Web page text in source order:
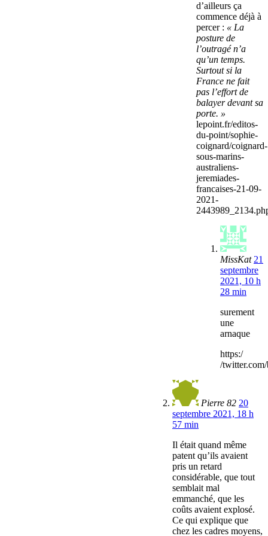
d’ailleurs ça
commence déjà à
percer : « La
posture de
l’outragé n’a
qu’un temps.
Surtout si la
France ne fait
pas l’effort de
balayer devant sa
porte. »
lepoint.fr/editos-
du-point/sophie-
coignard/coignard-
sous-marins-
australiens-
jeremiades-
francaises-21-09-
2021-
MissKat 21
septembre
2021, 10 h
28 min
surement
une
arnaque
https:/
/
Pierre 82 20
septembre 2021, 18 h
57 min
Il était quand même
patent qu’ils avaient
pris un retard
considérable, que tout
semblait mal
emmanché, que les
coûts avaient explosé.
Ce qui explique que
chez les cadres moyens,